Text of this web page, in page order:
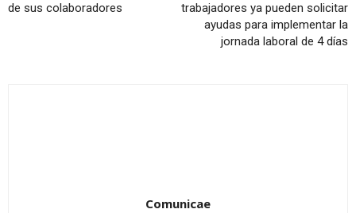
de sus colaboradores
trabajadores ya pueden solicitar
ayudas para implementar la
jornada laboral de 4 días
Comunicae